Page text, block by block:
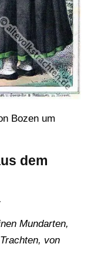
Bozen um
dem
Mundarten,
von